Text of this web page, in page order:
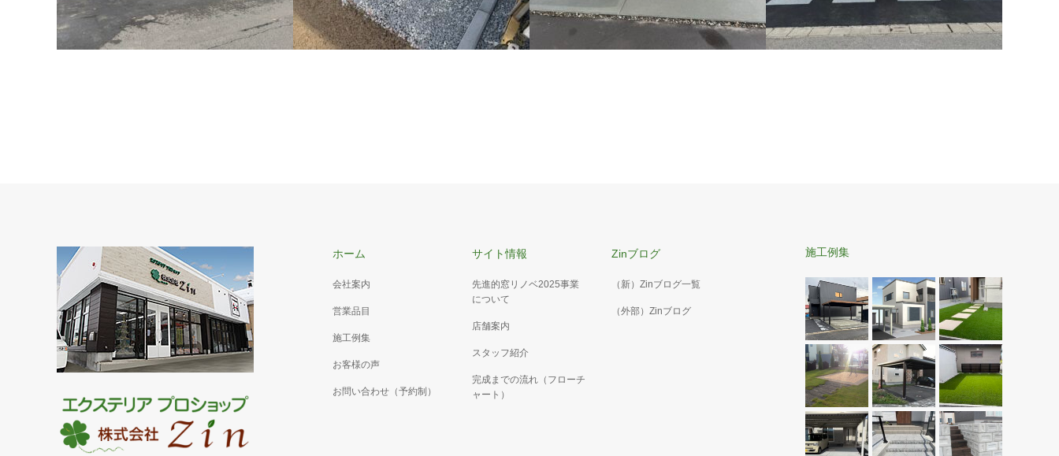
アプローチ：自然石平板□900 色はｖグレー
物置：ヨド物置エルモコンビ LMDS-
2218+LKDS-1818 色はスミ色 アルミカーポ
ート：2台用 本体色：ブラック 破風：キャラ
メルチーク カーポート下：土間コンクリー
ト 表面は刷毛引き仕上げで滑りにくくなって
います。
ペースには化粧砂利を敷きました。
にくくなっています。
ホーム
会社案内
営業品目
施工例集
お客様の声
お問い合わせ（予約制）
サイト情報
先進的窓リノベ2025事業
について
店舗案内
スタッフ紹介
完成までの流れ（フローチ
ャート）
Zinブログ
（新）Zinブログ一覧
（外部）Zinブログ
施工例集